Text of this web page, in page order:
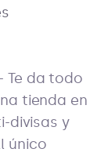
Te da todo
tienda en
divisas y
único